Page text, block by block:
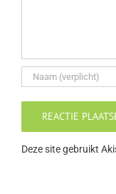
Deze site gebruikt